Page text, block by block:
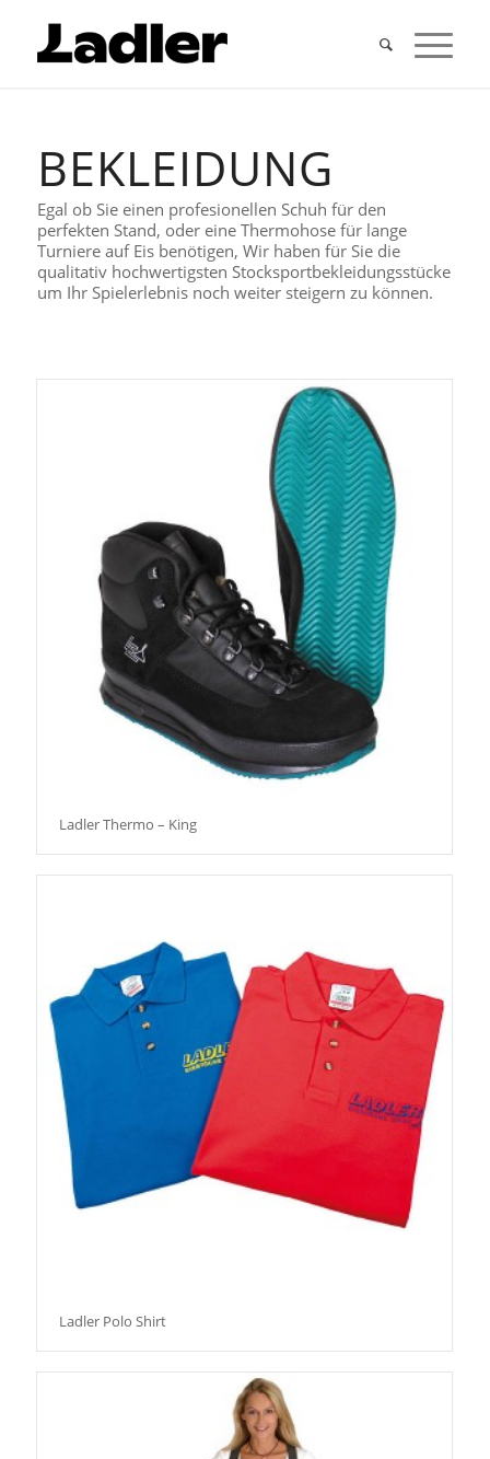
BEKLEIDUNG
Egal ob Sie einen profesionellen Schuh für den
perfekten Stand, oder eine Thermohose für lange
Turniere auf Eis benötigen, Wir haben für Sie die
qualitativ hochwertigsten Stocksportbekleidungsstücke
um Ihr Spielerlebnis noch weiter steigern zu können.
Ladler Thermo – King
Ladler Polo Shirt